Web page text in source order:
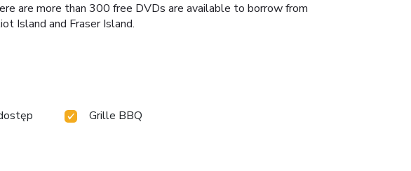
are more than 300 free DVDs are available to borrow from
Island and Fraser Island.
Grille BBQ